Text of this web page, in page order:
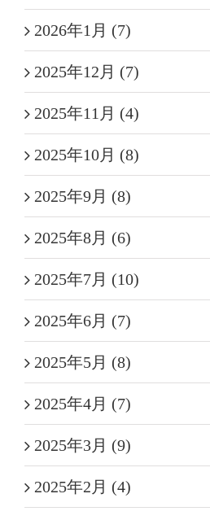
2026年1月 (7)
2025年12月 (7)
2025年11月 (4)
2025年10月 (8)
2025年9月 (8)
2025年8月 (6)
2025年7月 (10)
2025年6月 (7)
2025年5月 (8)
2025年4月 (7)
2025年3月 (9)
2025年2月 (4)